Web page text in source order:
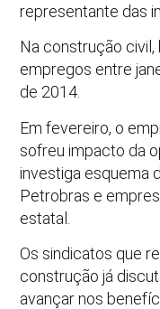
representante das
Na construção civil,
empregos entre
de 2014.
Em fevereiro, o
sofreu impacto da
investiga esquema
Petrobras e
estatal.
Os sindicatos que
construção já
avançar nos